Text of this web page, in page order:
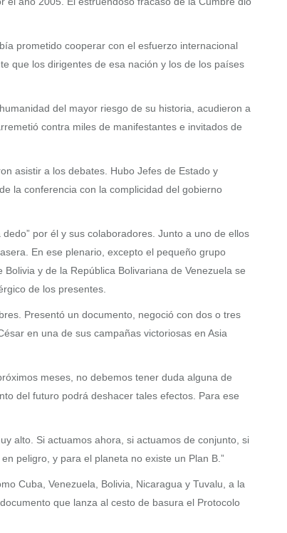
prometido cooperar con el esfuerzo internacional
que los dirigentes de esa nación y los de los países
del mayor riesgo de su historia, acudieron a
contra miles de manifestantes e invitados de
asistir a los debates. Hubo Jefes de Estado y
la conferencia con la complicidad del gobierno
por él y sus colaboradores. Junto a uno de ellos
En ese plenario, excepto el pequeño grupo
y de la República Bolivariana de Venezuela se
de los presentes.
Presentó un documento, negoció con dos o tres
en una de sus campañas victoriosas en Asia
meses, no debemos tener duda alguna de
del futuro podrá deshacer tales efectos. Para ese
alto. Si actuamos ahora, si actuamos de conjunto, si
peligro, y para el planeta no existe un Plan B.”
Cuba, Venezuela, Bolivia, Nicaragua y Tuvalu, a la
que lanza al cesto de basura el Protocolo